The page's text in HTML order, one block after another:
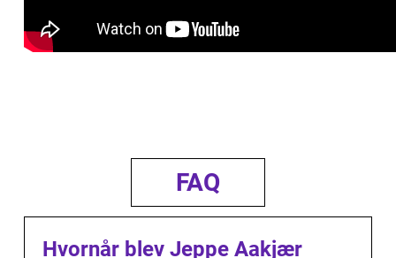
FAQ
Hvornår blev Jeppe Aakjær